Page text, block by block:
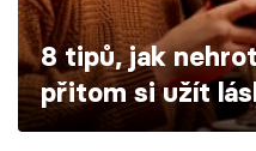
Speciál: Cuketa
Těhotnej kuchař
8 tipů, jak
přitom si užít